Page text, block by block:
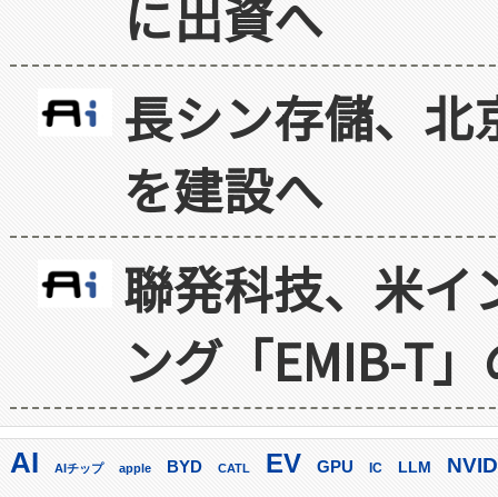
に出資へ
長シン存儲、北
を建設へ
聯発科技、米イ
ング「EMIB-T
AI AIチップ apple BYD CATL EV GPU IC LLM